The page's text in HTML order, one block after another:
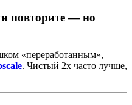
повторите — но
«переработанным»,
. Чистый 2x часто лучше,